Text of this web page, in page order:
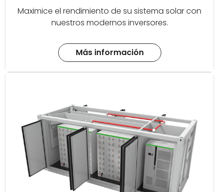
Maximice el rendimiento de su sistema solar con
nuestros modernos inversores.
Más información